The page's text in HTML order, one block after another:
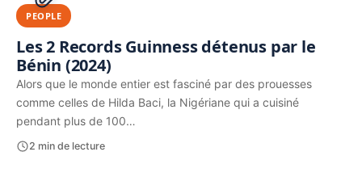
PEOPLE
Les 2 Records Guinness détenus par le
Bénin (2024)
Alors que le monde entier est fasciné par des prouesses
comme celles de Hilda Baci, la Nigériane qui a cuisiné
pendant plus de 100…
2 min de lecture